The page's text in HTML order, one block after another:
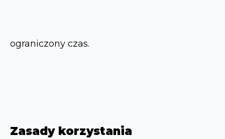
ograniczony czas.
Zasady korzystania